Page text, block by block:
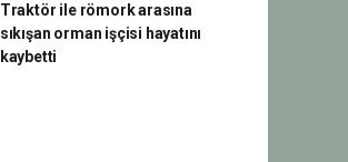
Traktör ile römork arasına
sıkışan orman işçisi hayatını
kaybetti